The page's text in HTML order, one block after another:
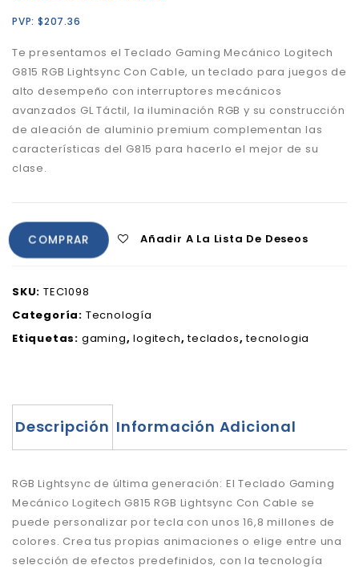
PVP: $207.36
Te presentamos el Teclado Gaming Mecánico Logitech
G815 RGB Lightsync Con Cable, un teclado para juegos de
alto desempeño con interruptores mecánicos
avanzados GL Táctil, la iluminación RGB y su construcción
de aleación de aluminio premium complementan las
características del G815 para hacerlo el mejor de su
clase.
COMPRAR Añadir A La Lista De Deseos
SKU: TEC1098
Categoría: Tecnología
Etiquetas: gaming,logitech,teclados,tecnologia
Descripción Información Adicional
RGB Lightsync de última generación: El Teclado Gaming
Mecánico Logitech G815 RGB Lightsync Con Cable se
puede personalizar por tecla con unos 16,8 millones de
colores. Crea tus propias animaciones o elige entre una
selección de efectos predefinidos, con la tecnología